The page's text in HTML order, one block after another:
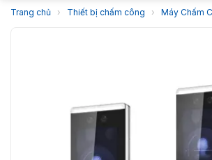
Trang chủ › Thiết bị chấm công › Máy Chấm